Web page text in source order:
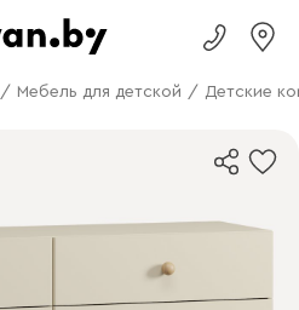
/ Мебель для детской / Детские